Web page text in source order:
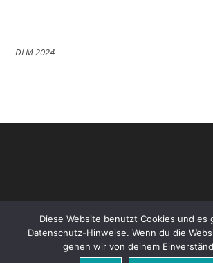
DLM 2024
Diese Website benutzt Cookies und es
Datenschutz-Hinweise. Wenn du die
gehen wir von deinem